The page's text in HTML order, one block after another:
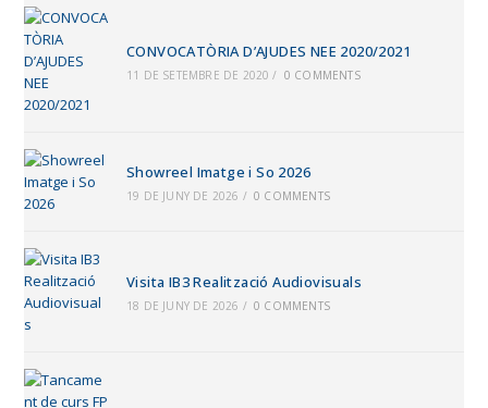
CONVOCATÒRIA D’AJUDES NEE 2020/2021
11 DE SETEMBRE DE 2020 / 0 COMMENTS
Showreel Imatge i So 2026
19 DE JUNY DE 2026 / 0 COMMENTS
Visita IB3 Realització Audiovisuals
18 DE JUNY DE 2026 / 0 COMMENTS